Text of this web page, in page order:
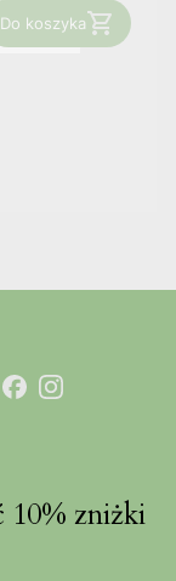
Do koszyka
10% zniżki